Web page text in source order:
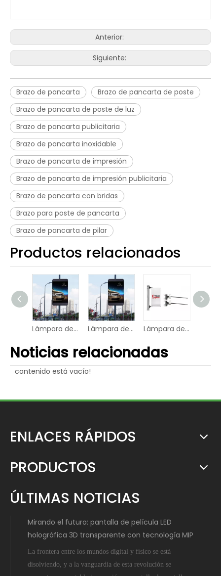
Anterior:
Siguiente:
Brazo de pancarta
Brazo de pancarta de poste
Brazo de pancarta de poste de luz
Brazo de pancarta publicitaria
Brazo de pancarta inoxidable
Brazo de pancarta de impresión
Brazo de pancarta de impresión publicitaria
Brazo de pancarta con bridas
Brazo para poste de pancarta
Brazo de pancarta de pilar
Productos relacionados
Lámpara de exterior poste LED P6 pantalla digital Lámpara de exterior poste LED P6 pantalla digital Lámpara de la calle Post Un lado Banner Hanging Fixer
Noticias relacionadas
contenido está vacío!
ENLACES RÁPIDOS
PRODUCTOS
ÚLTIMAS NOTICIAS
Mirando el futuro: pantalla de película LED
holográfica 3D transparente con tecnología MIP
La frontera entre los mundos digital y físico se está
disolviendo, y a la vanguardia de esta revolución se